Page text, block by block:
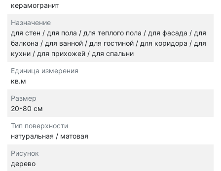
керамогранит
Назначение
для стен / для пола / для теплого пола / для фасада / для
балкона / для ванной / для гостиной / для коридора / для
кухни / для прихожей / для спальни
Единица измерения
кв.м
Размер
20*80 см
Тип поверхности
натуральная / матовая
Рисунок
дерево